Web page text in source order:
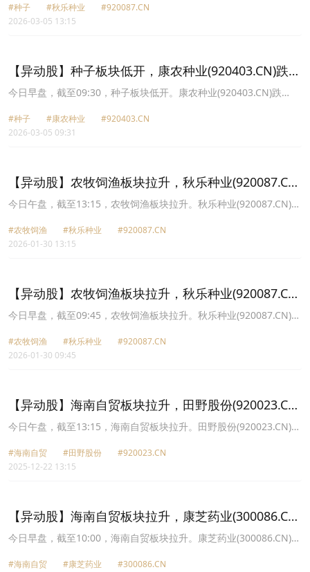
种业(920403.CN)跌12.27%报24.46元，登海种业(002041.CN)跌
9.50%报11.14元，荃银高科(300087.CN)跌9.48%报9.07元，敦煌种
#种子 #秋乐种业
#920087.CN
2026-03-05 13:15
【异动股】种子板块低开，康农种业(920403.CN)跌
10.33%
今日早盘，截至09:30，种子板块低开。康农种业(920403.CN)跌
种业(300189.CN)跌7.49%报8.64元，荃银高科(300087.CN)跌7.09%
报9.31元，敦煌种业(600354.CN)跌6.14%报7.18元，登海种业
#种子 #康农种业
#920403.CN
2026-03-05 09:31
【异动股】农牧饲渔板块拉升，秋乐种业(920087.CN)
涨15.62%
今日午盘，截至13:15，农牧饲渔板块拉升。秋乐种业(920087.CN)涨
德农(600371.CN)涨10.05%报10.29元，登海种业(002041.CN)涨
10.04%报11.29元，中水渔业(000798.CN)涨10.00%报11.55元，敦
#农牧饲渔 #秋乐种业
#920087.CN
2026-01-30 13:15
【异动股】农牧饲渔板块拉升，秋乐种业(920087.CN)
涨22.12%
今日早盘，截至09:45，农牧饲渔板块拉升。秋乐种业(920087.CN)涨
种业(920403.CN)涨15.88%报31.45元，农发种业(600313.CN)涨
9.96%报8.83元，敦煌种业(600354.CN)涨8.61%报7.82元，荃银高
#农牧饲渔 #秋乐种业
#920087.CN
2026-01-30 09:45
【异动股】海南自贸板块拉升，田野股份(920023.CN)
涨29.89%
今日午盘，截至13:15，海南自贸板块拉升。田野股份(920023.CN)涨
药业(300086.CN)涨19.96%报13.22元，科达自控(920932.CN)涨
15.17%报24.37元，金盘科技(688676.CN)涨11.61%报92.84元，洲
#海南自贸 #田野股份
#920023.CN
2025-12-22 13:15
【异动股】海南自贸板块拉升，康芝药业(300086.CN)
涨19.96%
今日早盘，截至10:00，海南自贸板块拉升。康芝药业(300086.CN)涨
控股(600179.CN)涨10.10%报4.47元，海南瑞泽(002596.CN)涨
#海南自贸 #康芝药业
#300086.CN